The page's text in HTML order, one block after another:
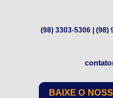
(98) 3303-5306 | (98)
BAIXE O